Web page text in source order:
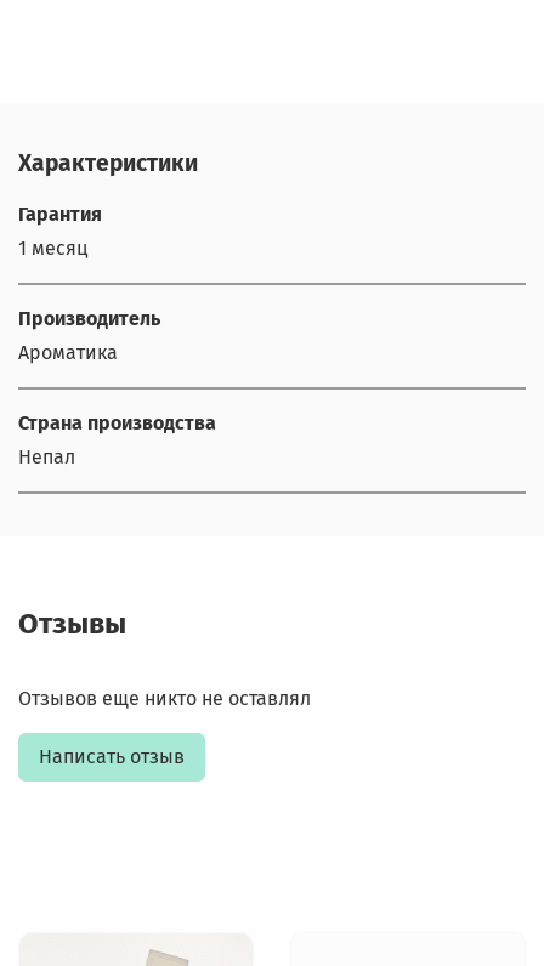
Характеристики
Гарантия
1 месяц
Производитель
Ароматика
Страна производства
Непал
Отзывы
Отзывов еще никто не оставлял
Написать отзыв